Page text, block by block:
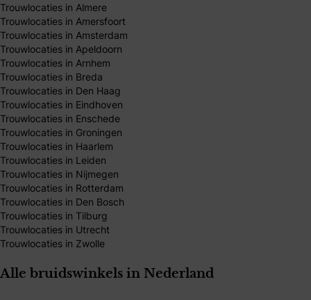
Trouwlocaties in Almere
Trouwlocaties in Amersfoort
Trouwlocaties in Amsterdam
Trouwlocaties in Apeldoorn
Trouwlocaties in Arnhem
Trouwlocaties in Breda
Trouwlocaties in Den Haag
Trouwlocaties in Eindhoven
Trouwlocaties in Enschede
Trouwlocaties in Groningen
Trouwlocaties in Haarlem
Trouwlocaties in Leiden
Trouwlocaties in Nijmegen
Trouwlocaties in Rotterdam
Trouwlocaties in Den Bosch
Trouwlocaties in Tilburg
Trouwlocaties in Utrecht
Trouwlocaties in Zwolle
Alle bruidswinkels in Nederland